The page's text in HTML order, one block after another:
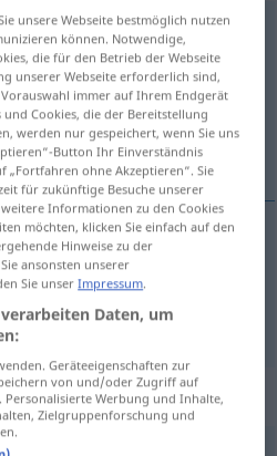
anklicken/antippen)
"deplin"
unsere Webseite bestmöglich nutzen
können. Notwendige,
die für den Betrieb der Webseite
unserer Webseite erforderlich sind,
immer auf Ihrem Endgerät
Cookies, die der Bereitstellung
werden nur gespeichert, wenn Sie uns
Button Ihr Einverständnis
„Fortfahren ohne Akzeptieren“. Sie
für zukünftige Besuche unserer
Informationen zu den Cookies
möchten, klicken Sie einfach auf den
Hinweise zu der
ansonsten unserer
Sie unserImpressum.
Daten, um
Geräteeigenschaften zur
von und/oder Zugriff auf
Werbung und Inhalte,
Zielgruppenforschung und